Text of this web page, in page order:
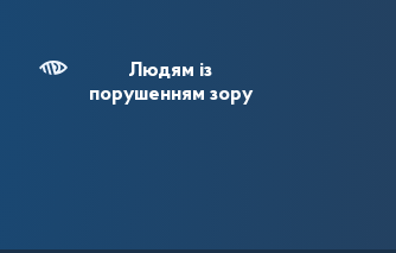
Людям із
порушенням зору